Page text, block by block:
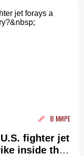
В МИРЕ
fighter jet
inside the